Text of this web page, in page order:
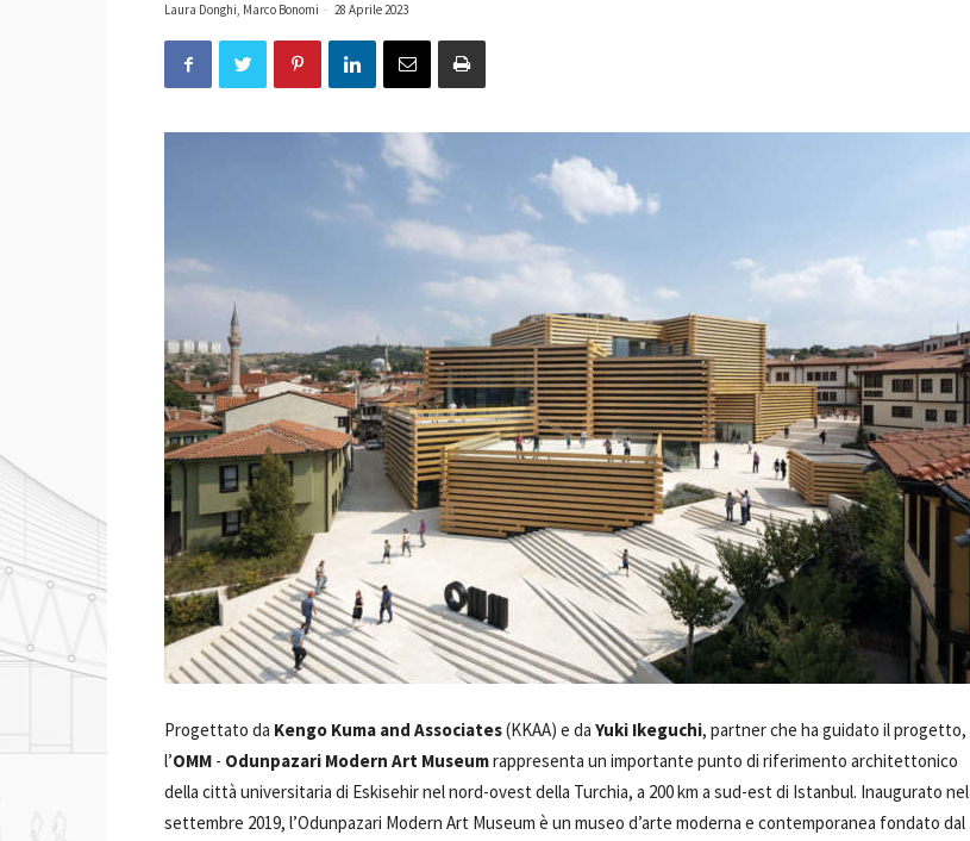
Laura Donghi, Marco Bonomi - 28 Aprile 2023
Progettato da Kengo Kuma and Associates(KKAA) e da Yuki Ikeguchi, partner che ha guidato il progetto,
l’OMM - Odunpazari Modern Art Museumrappresenta un importante punto di riferimento architettonico
della città universitaria di Eskisehir nel nord-ovest della Turchia, a 200 km a sud-est di Istanbul. Inaugurato nel
settembre 2019, l’Odunpazari Modern Art Museum è un museo d’arte moderna e contemporanea fondato dal